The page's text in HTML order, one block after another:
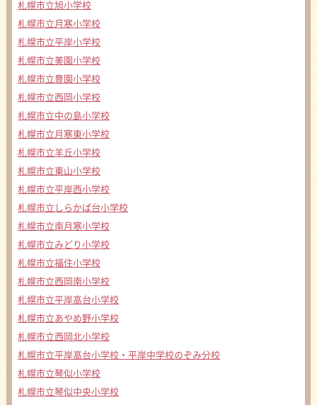
札幌市立旭小学校
札幌市立月寒小学校
札幌市立平岸小学校
札幌市立美園小学校
札幌市立豊園小学校
札幌市立西岡小学校
札幌市立中の島小学校
札幌市立月寒東小学校
札幌市立羊丘小学校
札幌市立東山小学校
札幌市立平岸西小学校
札幌市立しらかば台小学校
札幌市立南月寒小学校
札幌市立みどり小学校
札幌市立福住小学校
札幌市立西岡南小学校
札幌市立平岸高台小学校
札幌市立あやめ野小学校
札幌市立西岡北小学校
札幌市立平岸高台小学校・平岸中学校のぞみ分校
札幌市立琴似小学校
札幌市立琴似中央小学校